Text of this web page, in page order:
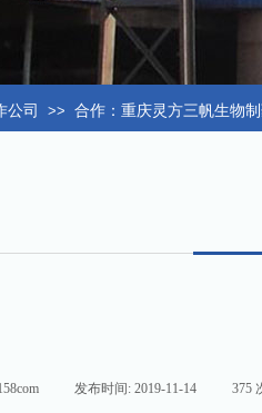
公司 >> 合作：重庆灵方三帆生物制
发布时间: 2019-11-14 375